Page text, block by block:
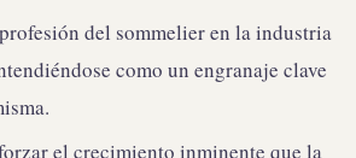
del sommelier en la industria
como un engranaje clave
el crecimiento inminente que la